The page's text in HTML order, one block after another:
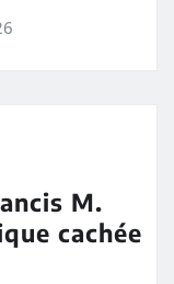
M.
cachée